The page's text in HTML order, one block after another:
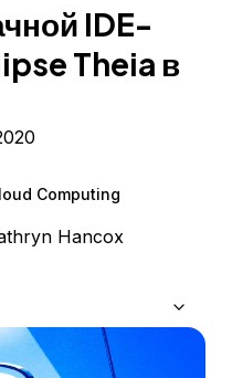
IDE-
Theia в
Computing
Hancox